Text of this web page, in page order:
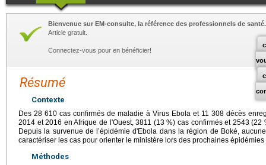
Bienvenue sur EM-consulte, la référence des professionnels de santé.
Article gratuit.
Connectez-vous pour en bénéficier!
Résumé
Contexte
Des 28 610 cas confirmés de maladie à Virus Ebola et 11 308 décès
2014 et 2016 en Afrique de l'Ouest, 3811 (13 %) cas confirmés et 2543
Depuis la survenue de l’épidémie d'Ebola dans la région de Boké,
caractériser les cas pour orienter le ministère lors des prochaines
Méthodes